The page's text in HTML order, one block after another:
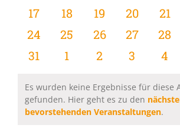
Veranstaltungen
Veranstaltungen
Veranstaltungen
0
Veranstaltungen
17
0
Veranstaltungen
18
0
Veranstaltungen
19
0
20
0
21
0
Veranstaltungen
24
0
Veranstaltungen
25
0
Veranstaltungen
26
0
27
0
28
0
31
0
1
0
2
0
3
0
4
Hinweis
Es wurden keine Ergebnisse für diese
gefunden. Hier geht es zu den
bevorstehenden Veranstaltungen.